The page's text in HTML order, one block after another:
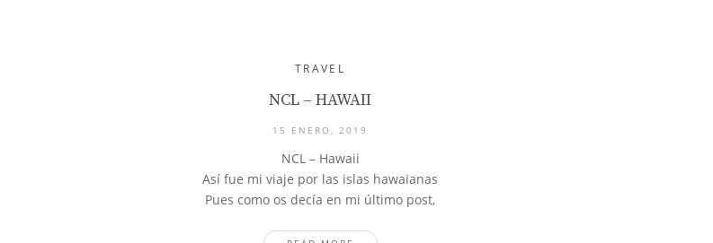
TRAVEL
NCL – HAWAII
15 ENERO, 2019
NCL – Hawaii
Así fue mi viaje por las islas hawaianas
Pues como os decía en mi último post,